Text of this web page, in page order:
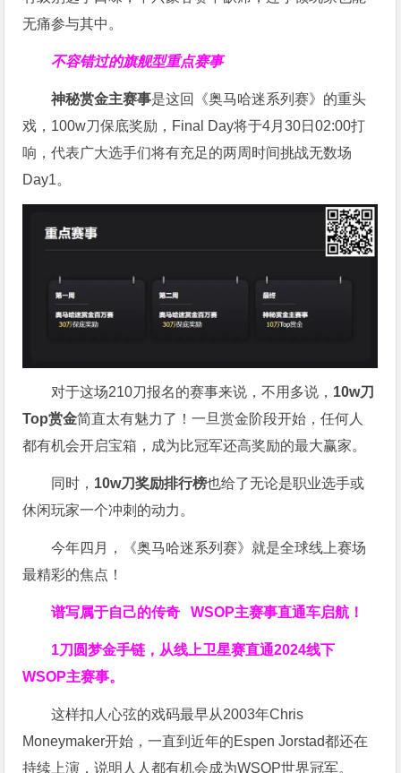
无痛参与其中。
不容错过的旗舰型重点赛事
神秘赏金主赛事是这回《奥马哈迷系列赛》的重头
戏，100w刀保底奖励，Final Day将于4月30日02:00打
响，代表广大选手们将有充足的两周时间挑战无数场
Day1。
对于这场210刀报名的赛事来说，不用多说， 10w刀
Top赏金简直太有魅力了！一旦赏金阶段开始，任何人
都有机会开启宝箱，成为比冠军还高奖励的最大赢家。
同时， 10w刀奖励排行榜也给了无论是职业选手或
休闲玩家一个冲刺的动力。
今年四月，《奥马哈迷系列赛》就是全球线上赛场
最精彩的焦点！
谱写属于自己的传奇WSOP主赛事直通车启航！
1刀圆梦金手链，从线上卫星赛直通2024线下
WSOP主赛事。
这样扣人心弦的戏码最早从2003年Chris
Moneymaker开始，一直到近年的Espen Jorstad都还在
持续上演，说明人人都有机会成为WSOP世界冠军。